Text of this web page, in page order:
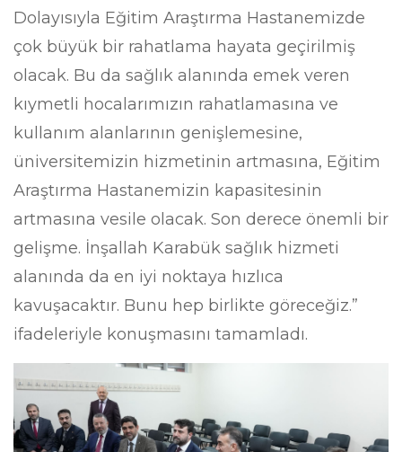
Dolayısıyla Eğitim Araştırma Hastanemizde
çok büyük bir rahatlama hayata geçirilmiş
olacak. Bu da sağlık alanında emek veren
kıymetli hocalarımızın rahatlamasına ve
kullanım alanlarının genişlemesine,
üniversitemizin hizmetinin artmasına, Eğitim
Araştırma Hastanemizin kapasitesinin
artmasına vesile olacak. Son derece önemli bir
gelişme. İnşallah Karabük sağlık hizmeti
alanında da en iyi noktaya hızlıca
kavuşacaktır. Bunu hep birlikte göreceğiz.”
ifadeleriyle konuşmasını tamamladı.